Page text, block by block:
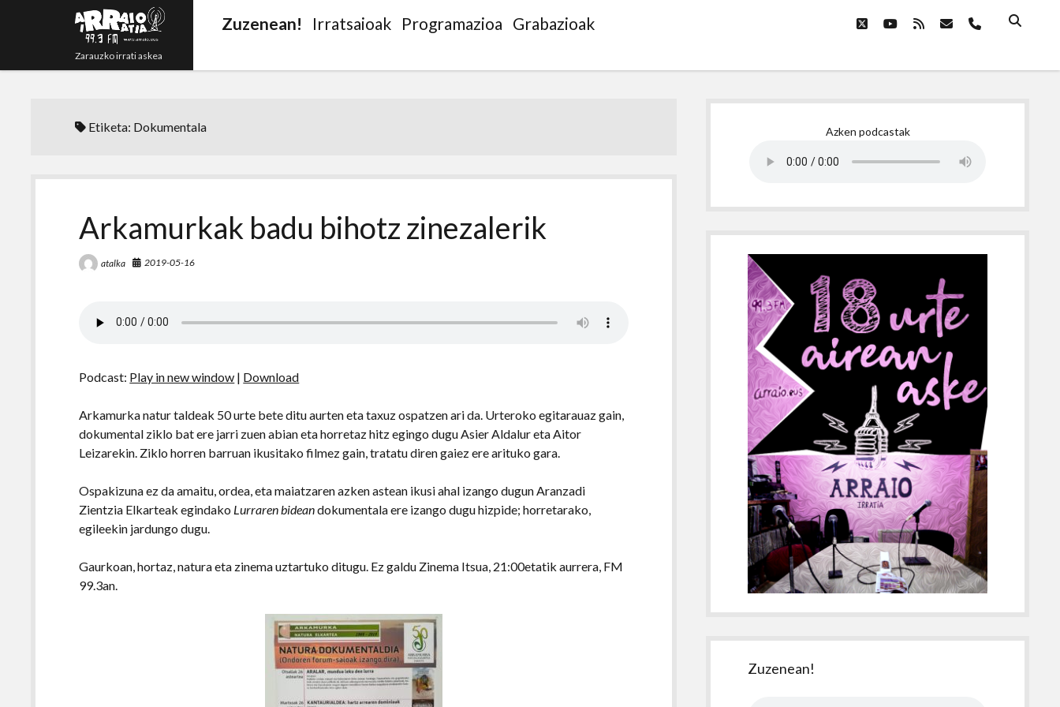
Zarauzko irrati askea
Zuzenean! Irratsaioak Programazioa Grabazioak twitteryoutube
rss emailphone
Etiketa: Dokumentala
Arkamurkak badu bihotz zinezalerik
atalka 2019-05-16
Podcast: Play in new window | Download
Arkamurka natur taldeak 50 urte bete ditu aurten eta taxuz ospatzen ari da. Urteroko egitarauaz gain,
dokumental ziklo bat ere jarri zuen abian eta horretaz hitz egingo dugu Asier Aldalur eta Aitor
Leizarekin. Ziklo horren barruan ikusitako filmez gain, tratatu diren gaiez ere arituko gara.
Ospakizuna ez da amaitu, ordea, eta maiatzaren azken astean ikusi ahal izango dugun Aranzadi
Zientzia Elkarteak egindako Lurraren bideandokumentala ere izango dugu hizpide; horretarako,
egileekin jardungo dugu.
Gaurkoan, hortaz, natura eta zinema uztartuko ditugu. Ez galdu Zinema Itsua, 21:00etatik aurrera, FM
99.3an.
Azken podcastak
Zuzenean!